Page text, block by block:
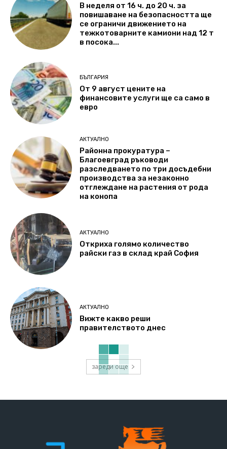
В неделя от 16 ч. до 20 ч. за
повишаване на безопасността ще
се ограничи движението на
тежкотоварните камиони над 12 т
в посока...
БЪЛГАРИЯ
От 9 август цените на
финансовите услуги ще са само в
евро
АКТУАЛНО
Районна прокуратура –
Благоевград ръководи
разследването по три досъдебни
производства за незаконно
отглеждане на растения от рода
на конопа
АКТУАЛНО
Откриха голямо количество
райски газ в склад край София
АКТУАЛНО
Вижте какво реши
правителството днес
зареди още